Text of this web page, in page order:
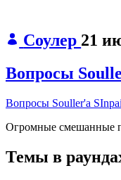
Соулер 21
Вопросы
Вопросы Souller'a
Огромные смешанные
Темы в